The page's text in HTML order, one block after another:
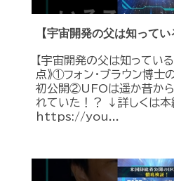
【宇宙開発の父は知って
【宇宙開発の父は知ってい
点》①フォン・ブラウン博
初公開②UFOは遥か昔から
れていた！？ ↓詳しくは本
https://you...